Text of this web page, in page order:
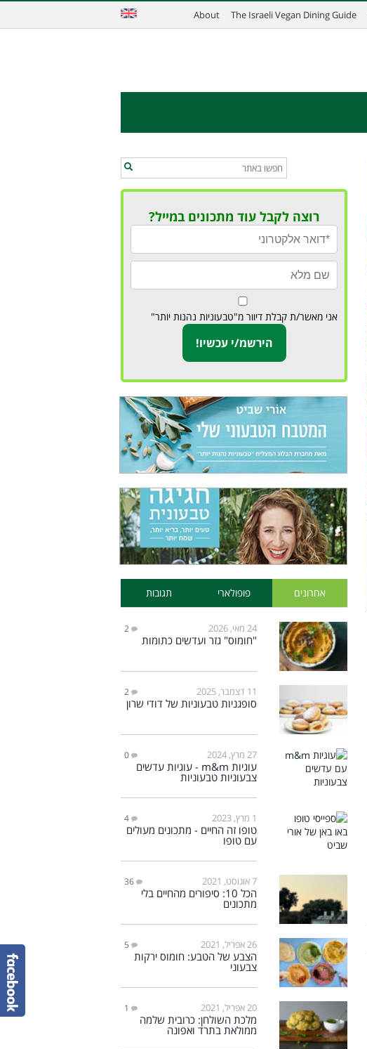
The Israeli Vegan Dining Guide
About
רוצה לקבל עוד מתכונים במייל?
אני מאשר/ת קבלת דיוור מ"טבעוניות נהנות יותר"
אחרונים פופולארי תגובות
24 מאי, 2026 2
"חומוס" גזר ועדשים כתומות
11 דצמבר, 2025 2
סופגניות טבעוניות של דודי שרון
27 מרץ, 2024 0
עוגיות m&m - עוגיות עדשים
צבעוניות טבעוניות
1 מרץ, 2023 4
טופו זה החיים - מתכונים מעולים
עם טופו
7 אוגוסט, 2021 36
הכל 10: סיפורים מהחיים בלי
מתכונים
26 אפריל, 2021 5
הצבע של הטבע: חומוס ירקות
צבעוני
20 אפריל, 2021 1
מלכת השולחן: כרובית שלמה
ממולאת בתרד ואפונה